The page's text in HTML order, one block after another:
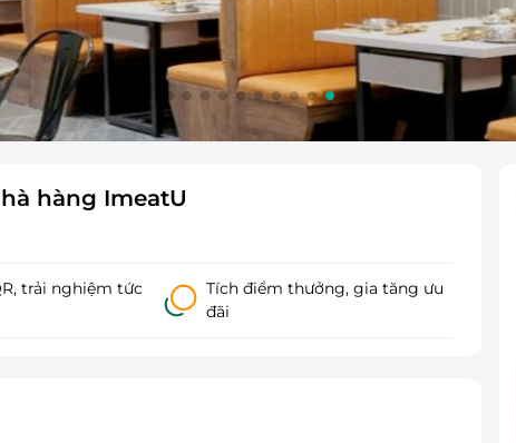
hàng ImeatU
trải nghiệm tức
Tích điểm thưởng, gia tăng ưu
đãi